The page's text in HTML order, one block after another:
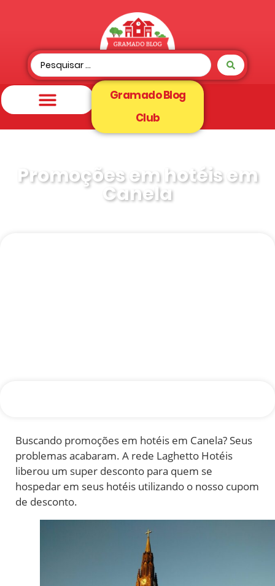
Gramado Blog
Club
Promoções em hotéis em
Canela
Buscando promoções em hotéis em Canela? Seus
problemas acabaram. A rede Laghetto Hotéis
liberou um super desconto para quem se
hospedar em seus hotéis utilizando o nosso cupom
de desconto.